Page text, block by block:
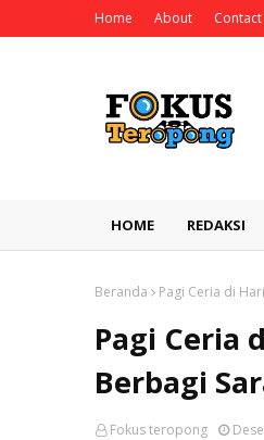
Home About Contact
HOME REDAKSI
Beranda Pagi Ceria di
Pagi Ceria
Berbagi
Fokus teropong